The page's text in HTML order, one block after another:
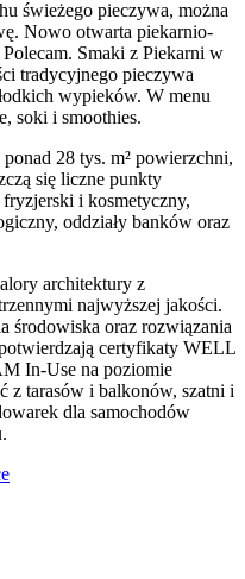
świeżego pieczywa, można
Nowo otwarta piekarnio-
Smaki z Piekarni w
tradycyjnego pieczywa
wypieków. W menu
soki i smoothies.
28 tys. m² powierzchni,
się liczne punkty
i kosmetyczny,
oddziały banków oraz
architektury z
najwyższej jakości.
środowiska oraz rozwiązania
certyfikaty WELL
In-Use na poziomie
z tarasów i balkonów, szatni i
dla samochodów